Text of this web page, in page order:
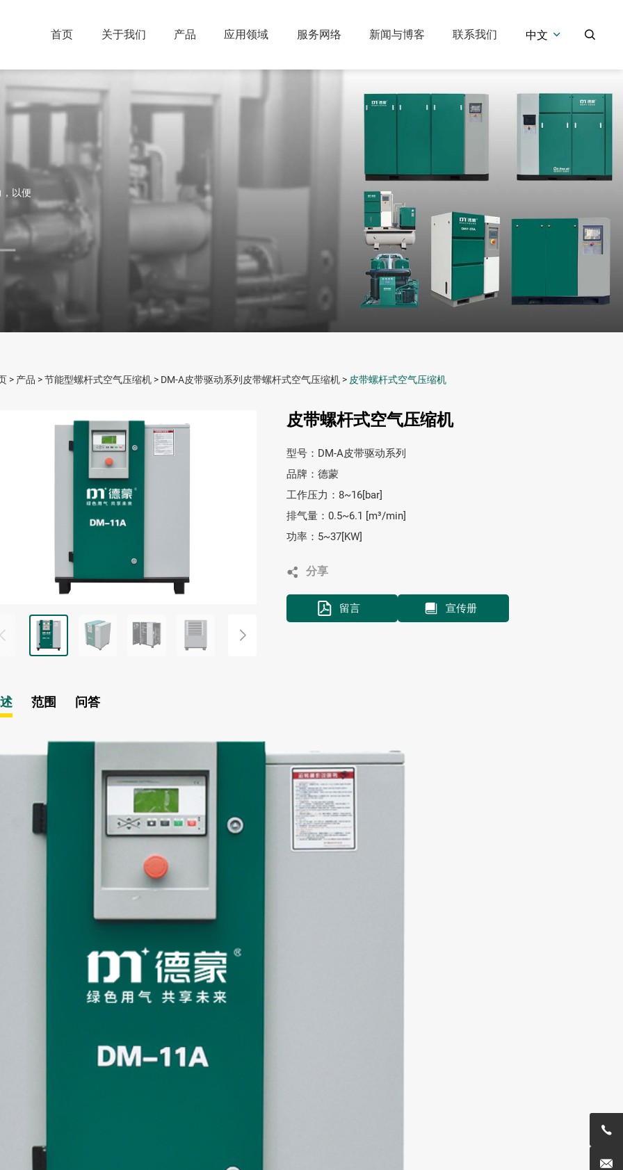
首页 关于我们 产品
DM-G 系列：高温冷冻式干燥机
DM- X系列：再生吸附式干燥机
DMW-V系列永磁变频无油螺杆真空泵
离心机系列
应用领域 服务网络 新闻与博客 联系我们 中文  


以便
> 产品 >节能型螺杆式空气压缩机 > DM-A皮带驱动系列皮带螺杆式空气压缩机 > 皮带螺杆式空气压缩机
皮带螺杆式空气压缩机
型号：DM-A皮带驱动系列
品牌：德蒙
工作压力：8~16[bar]
排气量：0.5~6.1 [m³/min]
功率：5~37[KW]
分享
留言 宣传册
范围 问答